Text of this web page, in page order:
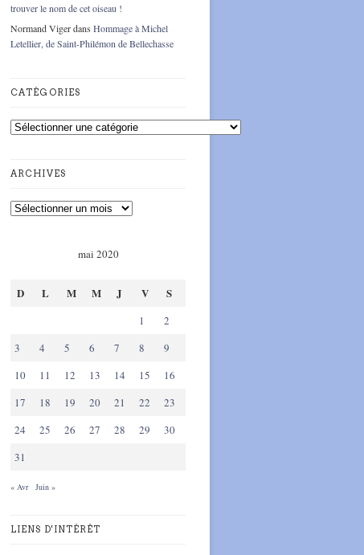
trouver le nom de cet oiseau !
Normand Vigerdans Hommage à Michel
Letellier, de Saint-Philémon de Bellechasse
CATÉGORIES
ARCHIVES
mai 2020
D L M M J V S
1
2
3
4 5 6 7 8
9
10
11 12 13 14 15
16
17
18 19 20 21 22
23
24
25 26 27 28 29
30
31
« Avr Juin »
LIENS D'INTÉRÊT